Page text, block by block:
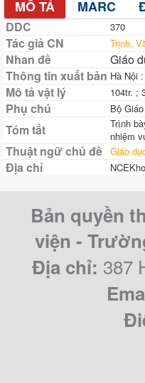
MÔ TẢ MARC
DDC 370
Tác giả CN Trịnh,
Nhan đề
Giáo
Thông tin xuất bản Hà Nội
Mô tả vật lý 104tr. ;
Phụ chú Bộ
Tóm tắt
Trình
nhiệm
Thuật ngữ chủ đề Giáo
Địa chỉ
Bản quyền
viện -
Địa chỉ: 387